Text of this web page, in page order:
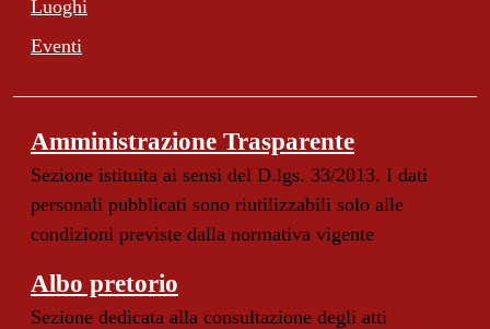
Luoghi
Eventi
Amministrazione Trasparente
Sezione istituita ai sensi del D.lgs. 33/2013. I dati
personali pubblicati sono riutilizzabili solo alle
condizioni previste dalla normativa vigente
Albo pretorio
Sezione dedicata alla consultazione degli atti